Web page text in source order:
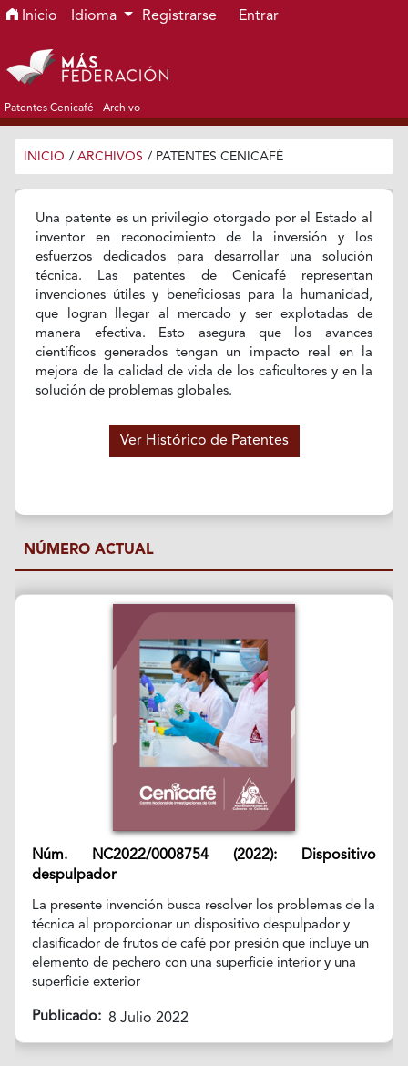
Ir al menú de navegación principal
Ir al contenido principal
Ir al pie de página del sitio
Inicio Idioma Registrarse Entrar
Patentes Cenicafé Archivo
INICIO / ARCHIVOS / PATENTES CENICAFÉ
Una patente es un privilegio otorgado por el Estado al
inventor en reconocimiento de la inversión y los
esfuerzos dedicados para desarrollar una solución
técnica. Las patentes de Cenicafé representan
invenciones útiles y beneficiosas para la humanidad,
que logran llegar al mercado y ser explotadas de
manera efectiva. Esto asegura que los avances
científicos generados tengan un impacto real en la
mejora de la calidad de vida de los caficultores y en la
solución de problemas globales.
Ver Histórico de Patentes
NÚMERO ACTUAL
Núm. NC2022/0008754 (2022): Dispositivo
despulpador
La presente invención busca resolver los problemas de la
técnica al proporcionar un dispositivo despulpador y
clasificador de frutos de café por presión que incluye un
elemento de pechero con una superficie interior y una
superficie exterior
Publicado: 8 Julio 2022